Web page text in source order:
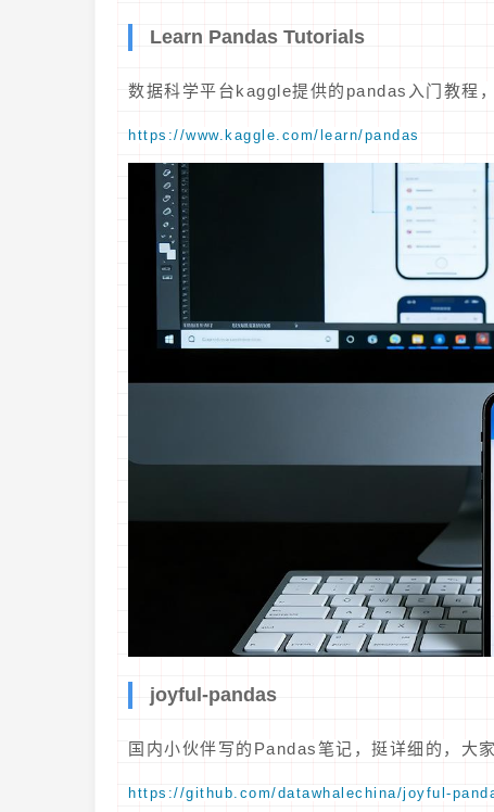
Learn Pandas Tutorials
数据科学平台kaggle提供的pandas入门教程
https://www.kaggle.com/learn/pandas
joyful-pandas
国内小伙伴写的Pandas笔记，挺详细的，大
https://github.com/datawhalechina/joyful-